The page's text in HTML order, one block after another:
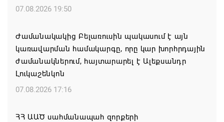
07.08.2026 19:50
Ժամանակակից Բելառուսին պակասում է այն
կառավարման համակարգը, որը կար խորհրդային
ժամանակներում, հայտարարել է Ալեքսանդր
Լուկաշենկոն
07.08.2026 17:16
ՀՀ ԱԱԾ սահմանապահ զորքերի